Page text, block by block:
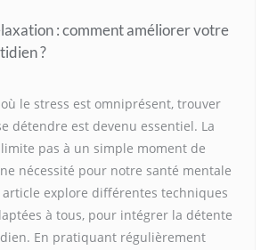
: comment améliorer votre
?
le stress est omniprésent, trouver
détendre est devenu essentiel. La
pas à un simple moment de
nécessité pour notre santé mentale
article explore différentes techniques
à tous, pour intégrer la détente
En pratiquant régulièrement